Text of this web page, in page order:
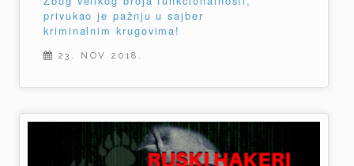
privukao je pažnju u sajber
kriminalnim krugovima!
23. NOV 2018.